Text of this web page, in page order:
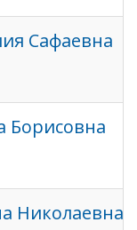
Сафаевна
Борисовна
Николаевна